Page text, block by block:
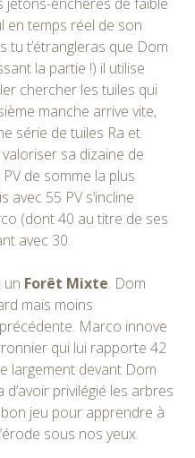
enchères de faible
en temps réel de son
tu t’étrangleras que Dom
la partie !) il utilise
chercher les tuiles qui
manche arrive vite,
série de tuiles Ra et
sa dizaine de
de somme la plus
avec 55 PV s’incline
(dont 40 au titre de ses
avec 30.
un Forêt Mixte. Dom
mais moins
Marco innove
qui lui rapporte 42
largement devant Dom
privilégié les arbres
jeu pour apprendre à
sous nos yeux.